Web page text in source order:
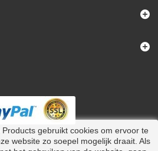
Products gebruikt cookies om ervoor te
website zo soepel mogelijk draait. Als